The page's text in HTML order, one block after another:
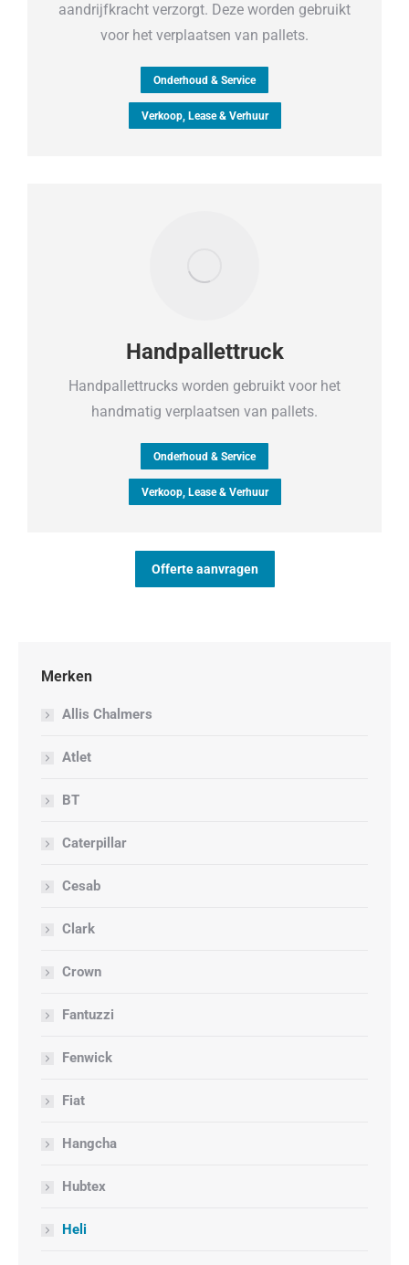
aandrijfkracht verzorgt. Deze worden gebruikt
voor het verplaatsen van pallets.
Onderhoud & Service
Verkoop, Lease & Verhuur
Handpallettruck
Handpallettrucks worden gebruikt voor het
handmatig verplaatsen van pallets.
Onderhoud & Service
Verkoop, Lease & Verhuur
Offerte aanvragen
Merken
Allis Chalmers
Atlet
BT
Caterpillar
Cesab
Clark
Crown
Fantuzzi
Fenwick
Fiat
Hangcha
Hubtex
Heli